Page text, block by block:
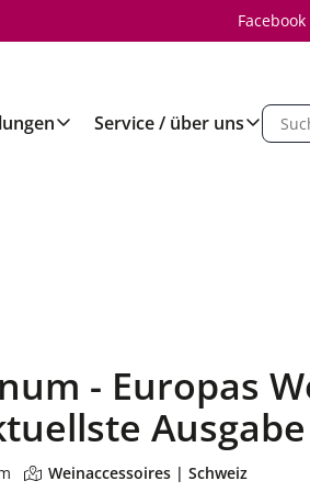
Facebook
Service / über uns
- Europas
Ausgabe
Weinaccessoires | Schweiz